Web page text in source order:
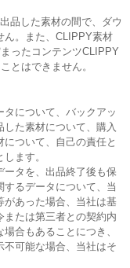
品した素材の間で、ダウ
ん。また、CLIPPY素材
ったコンテンツCLIPPY
とはできません。
について、バックアッ
た素材について、購入
ついて、自己の責任と
ます。
ータを、出品終了後も保
るデータについて、当
があった場合、当社は基
たは第三者との契約内
合もあることにつき、
可能な場合、当社はそ